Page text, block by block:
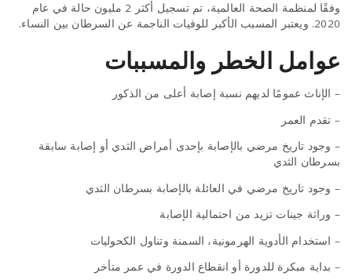
وفقًا لمنظمة الصحة العالمية، تم تسجيل أكثر 2 مليون حالة في عام
2020. ويعتبر المسبب الأكبر للوفيات الناجمة عن السرطان بين النساء.
عوامل الخطر والمسببات
– الإناث عمومًا لديهم نسبة إصابة أعلى من الذكور
– تقدم العمر
– وجود تاريخ مرضي بالإصابة بإحدى أمراض الثدي أو إصابة سابقة
بسرطان الثدي
– وجود تاريخ مرضي في العائلة بالإصابة بسرطان الثدي
– وراثة جينات تزيد من احتمالية الإصابة
– استخدام الأدوية الهرمونية، السمنة وتناول الكحوليات
– بداية مبكرة للدورة أو انقطاع الدورة في عمر متأخر